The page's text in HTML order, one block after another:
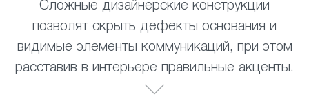
Сложные дизайнерские конструкции
позволят скрыть дефекты основания и
видимые элементы коммуникаций, при этом
расставив в интерьере правильные акценты.